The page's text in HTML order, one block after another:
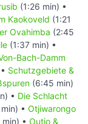
(1:26 min) •
Kaokoveld (1:21
Ovahimba (2:45
(1:37 min) •
Bach-Damm
Schutzgebiete &
(6:45 min)
• Die Schlacht
• Otjiwarongo
• Outjo &